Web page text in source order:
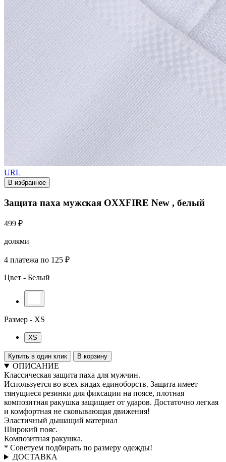
URL
В избранное
Защита паха мужская OXXFIRE New , белый
499 ₽
долями
4 платежа по 125 ₽
Цвет - Белый
Размер - XS
XS
Купить в один клик В корзину
ОПИСАНИЕ
Классическая защита паха для мужчин.
Используется во всех видах единоборств. Защита имеет
тянущиеся резинки для фиксации на поясе, плотная
композитная ракушка защищает от ударов. Достаточно легкая
и комфортная не сковывающая движения!
Эластичный дышащий материал
Широкий пояс.
Композитная ракушка.
* Советуем подбирать по размеру одежды!
ДОСТАВКА